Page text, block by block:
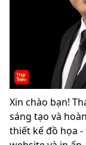
Xin chào bạn!
sáng tạo và
thiết kế đồ họa